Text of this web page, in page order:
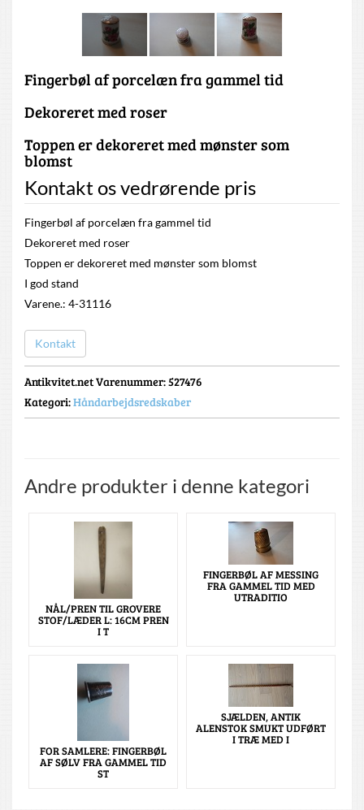
Fingerbøl af porcelæn fra gammel tid
Dekoreret med roser
Toppen er dekoreret med mønster som
blomst
Kontakt os vedrørende pris
Fingerbøl af porcelæn fra gammel tid
Dekoreret med roser
Toppen er dekoreret med mønster som blomst
I god stand
Varene.: 4-31116
Kontakt
Antikvitet.net Varenummer: 527476
Kategori:Håndarbejdsredskaber
Andre produkter i denne kategori
NÅL/PREN TIL GROVERE
STOF/LÆDER L: 16CM PREN
I T
FINGERBØL AF MESSING
FRA GAMMEL TID MED
UTRADITIO
FOR SAMLERE: FINGERBØL
AF SØLV FRA GAMMEL TID
ST
SJÆLDEN, ANTIK
ALENSTOK SMUKT UDFØRT
I TRÆ MED I